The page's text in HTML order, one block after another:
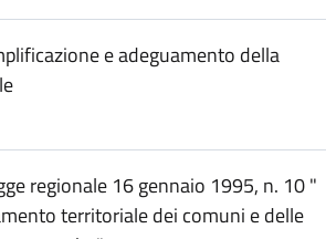
e adeguamento della
regionale 16 gennaio 1995, n. 10 "
territoriale dei comuni e delle